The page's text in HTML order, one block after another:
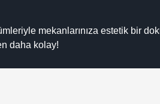
mekanlarınıza estetik bir
daha kolay!